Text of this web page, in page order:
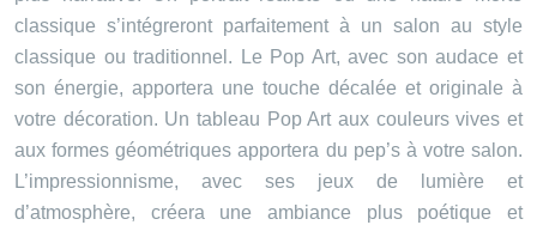
classique s’intégreront parfaitement à un salon au style
classique ou traditionnel. Le Pop Art, avec son audace et
son énergie, apportera une touche décalée et originale à
votre décoration. Un tableau Pop Art aux couleurs vives et
aux formes géométriques apportera du pep’s à votre salon.
L’impressionnisme, avec ses jeux de lumière et
d’atmosphère, créera une ambiance plus poétique et